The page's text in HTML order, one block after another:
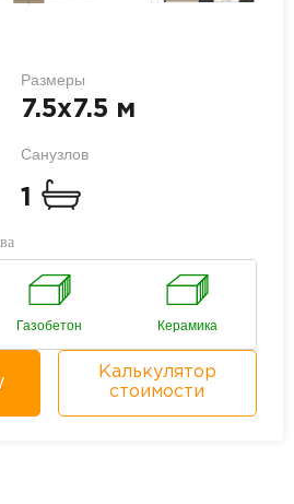
Размеры
7.5x7.5 м
Санузлов
1
Газобетон Керамика
Калькулятор
стоимости